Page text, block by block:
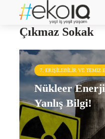
İklim
Çıkmaz Sokak
7. ERIŞILEBILIR VE TEMIZ
Nükleer
Yanlış Bilgi!